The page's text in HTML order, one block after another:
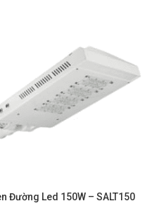
Đường Led 150W – SALT150